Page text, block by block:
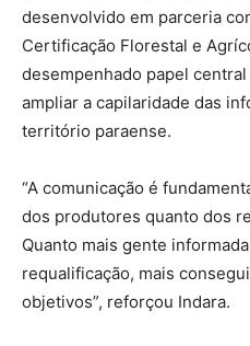
desenvolvido em parceria
Certificação Florestal e
desempenhado papel
ampliar a capilaridade das
território paraense.
“A comunicação é
dos produtores quanto dos
Quanto mais gente
requalificação, mais
objetivos”, reforçou Indara.